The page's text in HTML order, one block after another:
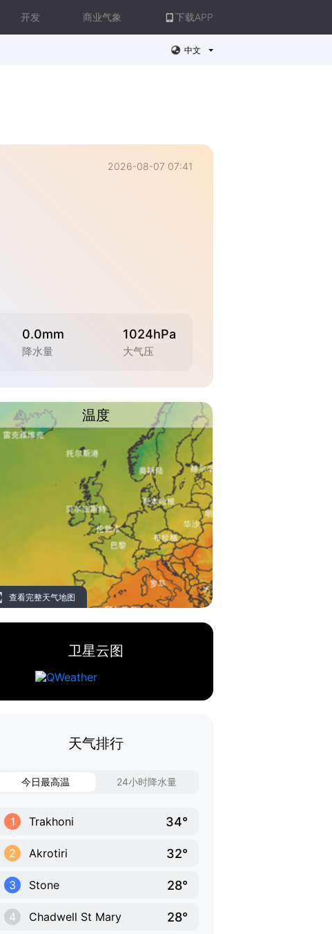
开发 商业气象 下载APP
中文
2026-08-07 07:41
0.0mm
降水量
1024hPa
大气压
温度
查看完整天气地图
卫星云图
天气排行
今日最高温 24小时降水量
1 Trakhoni 34°
2 Akrotiri 32°
3 Stone 28°
4 Chadwell St Mary 28°